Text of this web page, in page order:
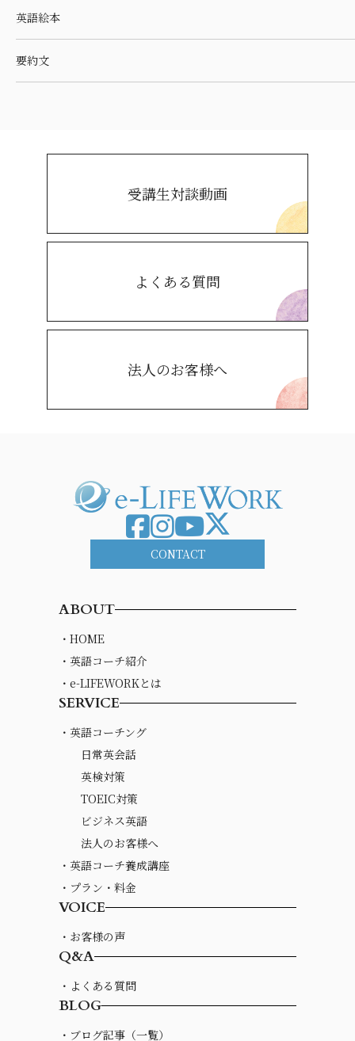
英語絵本
要約文
受講生対談動画
よくある質問
法人のお客様へ
CONTACT
ABOUT
・HOME
・英語コーチ紹介
・e-LIFEWORKとは
SERVICE
・英語コーチング
日常英会話
英検対策
TOEIC対策
ビジネス英語
法人のお客様へ
・英語コーチ養成講座
・プラン・料金
VOICE
・お客様の声
Q&A
・よくある質問
BLOG
・ブログ記事（一覧）